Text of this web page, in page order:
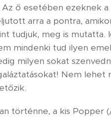
Az ő esetében ezeknek
arra a pontra,
tudjuk, meg is
mindenki tud ilyen
milyen sokat
Nem lehet
történne, a kis